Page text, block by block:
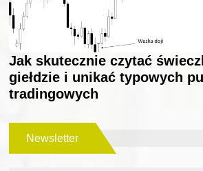
Jak skutecznie czytać
giełdzie i unikać typowych
tradingowych
Newsletter